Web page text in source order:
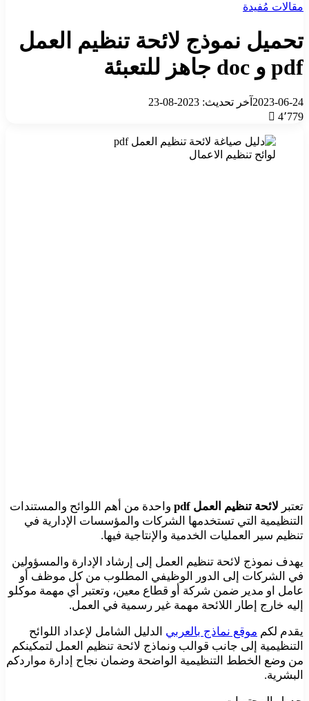
مقالات مُفيدة
تحميل نموذج لائحة تنظيم العمل
pdf و doc جاهز للتعبئة
2023-06-24 آخر تحديث: 2023-08-23
4٬779
لوائح تنظيم الاعمال
تعتبر لائحة تنظيم العمل pdf واحدة من أهم اللوائح والمستندات
التنظيمية التي تستخدمها الشركات والمؤسسات الإدارية في
تنظيم سير العمليات الخدمية والإنتاجية فيها.
يهدف نموذج لائحة تنظيم العمل إلى إرشاد الإدارة والمسؤولين
في الشركات إلى الدور الوظيفي المطلوب من كل موظف أو
عامل او مدير ضمن شركة أو قطاع معين، وتعتبر أي مهمة موكلو
إليه خارج إطار اللائحة مهمة غير رسمية في العمل.
يقدم لكم موقع نماذج بالعربي الدليل الشامل لإعداد اللوائح
التنظيمية إلى جانب قوالب ونماذج لائحة تنظيم العمل لتمكينكم
من وضع الخطط التنظيمية الواضحة وضمان نجاح إدارة مواردكم
البشرية.